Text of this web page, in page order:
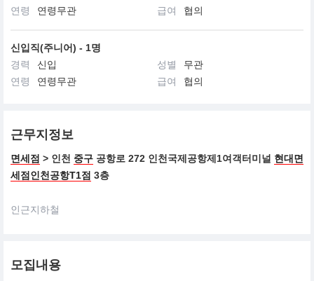
연령
연령무관 급여 협의
신입직(주니어) - 1명
경력
신입 성별
무관
연령
연령무관 급여 협의
근무지정보
면세점 > 인천 중구 공항로 272 인천국제공항제1여객터미널 현대면
세점인천공항T1점 3층
인근지하철
모집내용